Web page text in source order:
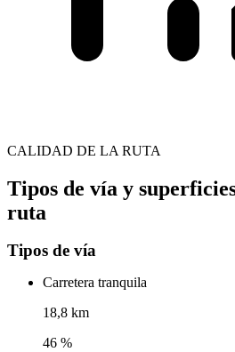
CALIDAD DE LA RUTA
Tipos de vía y
ruta
Tipos de vía
Carretera tranquila
18,8 km
46 %